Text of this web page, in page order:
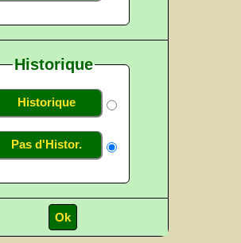
Historique
Historique
Pas d'Histor.